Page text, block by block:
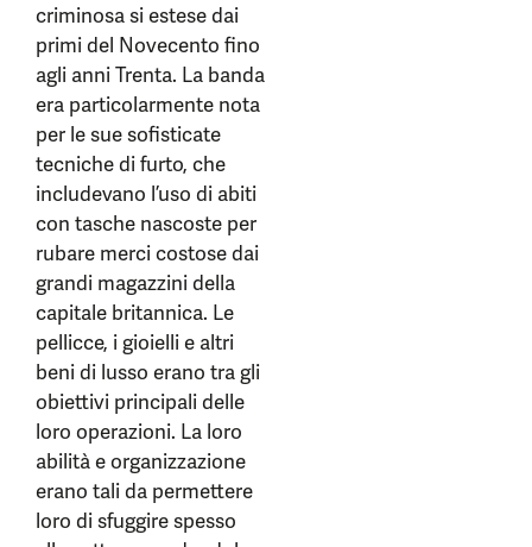
criminosa si estese dai
primi del Novecento fino
agli anni Trenta. La banda
era particolarmente nota
per le sue sofisticate
tecniche di furto, che
includevano l’uso di abiti
con tasche nascoste per
rubare merci costose dai
grandi magazzini della
capitale britannica. Le
pellicce, i gioielli e altri
beni di lusso erano tra gli
obiettivi principali delle
loro operazioni. La loro
abilità e organizzazione
erano tali da permettere
loro di sfuggire spesso